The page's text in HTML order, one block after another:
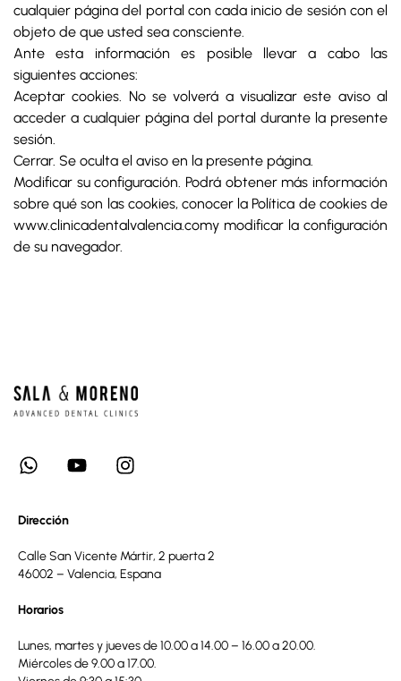
cualquier página del portal con cada inicio de sesión con el
objeto de que usted sea consciente.
Ante esta información es posible llevar a cabo las
siguientes acciones:
Aceptar cookies. No se volverá a visualizar este aviso al
acceder a cualquier página del portal durante la presente
sesión.
Cerrar. Se oculta el aviso en la presente página.
Modificar su configuración. Podrá obtener más información
sobre qué son las cookies, conocer la Política de cookies de
www.clinicadentalvalencia.comy modificar la configuración
de su navegador.
Dirección
Calle San Vicente Mártir, 2 puerta 2
46002 – Valencia, Espana
Horarios
Lunes, martes y jueves de 10.00 a 14.00 – 16.00 a 20.00.
Miércoles de 9.00 a 17.00.